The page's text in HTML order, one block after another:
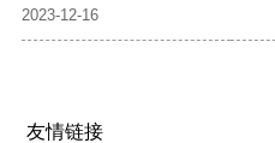
2023-12-16
友情链接